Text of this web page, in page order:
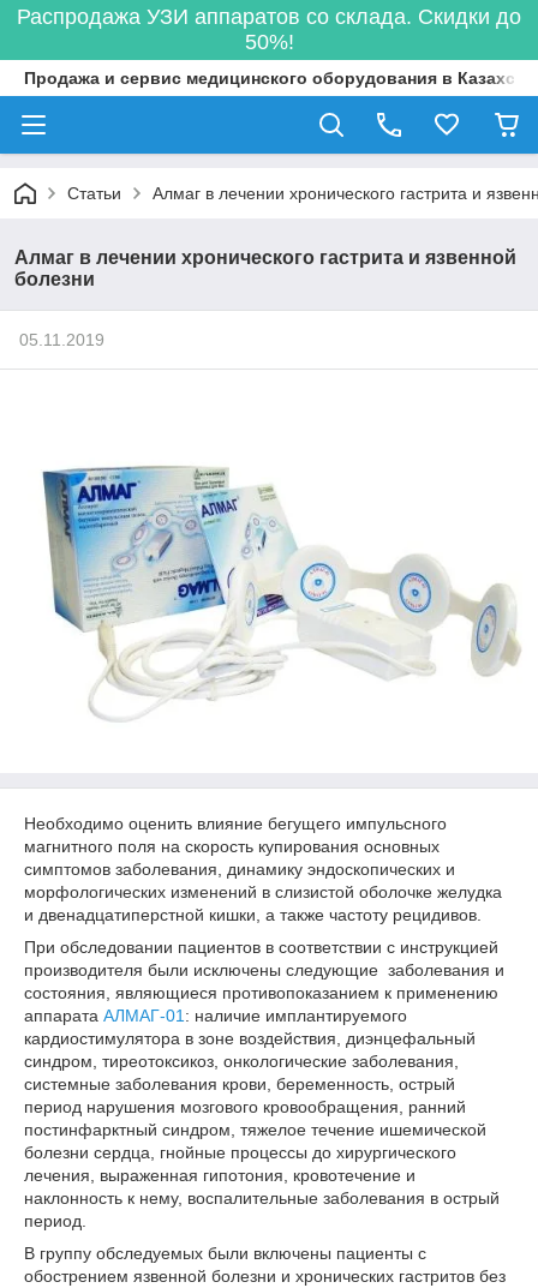
Распродажа УЗИ аппаратов со склада. Скидки до
50%!
Продажа и сервис медицинского оборудования в
Статьи Алмаг в лечении хронического гастрита и
Алмаг в лечении хронического гастрита и язвенной
болезни
05.11.2019
Необходимо оценить влияние бегущего импульсного
магнитного поля на скорость купирования основных
симптомов заболевания, динамику эндоскопических и
морфологических изменений в слизистой оболочке желудка
и двенадцатиперстной кишки, а также частоту рецидивов.
При обследовании пациентов в соответствии с инструкцией
производителя были исключены следующие заболевания и
состояния, являющиеся противопоказанием к применению
аппарата АЛМАГ-01 : наличие имплантируемого
кардиостимулятора в зоне воздействия, диэнцефальный
синдром, тиреотоксикоз, онкологические заболевания,
системные заболевания крови, беременность, острый
период нарушения мозгового кровообращения, ранний
постинфарктный синдром, тяжелое течение ишемической
болезни сердца, гнойные процессы до хирургического
лечения, выраженная гипотония, кровотечение и
наклонность к нему, воспалительные заболевания в острый
период.
В группу обследуемых были включены пациенты с
обострением язвенной болезни и хронических гастритов без